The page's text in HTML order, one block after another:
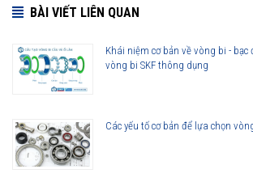
BÀI VIẾT LIÊN QUAN
Khái niệm cơ bản về vòng bi - bạc
vòng bi SKF thông dụng
Các yếu tố cơ bản để lựa chọn